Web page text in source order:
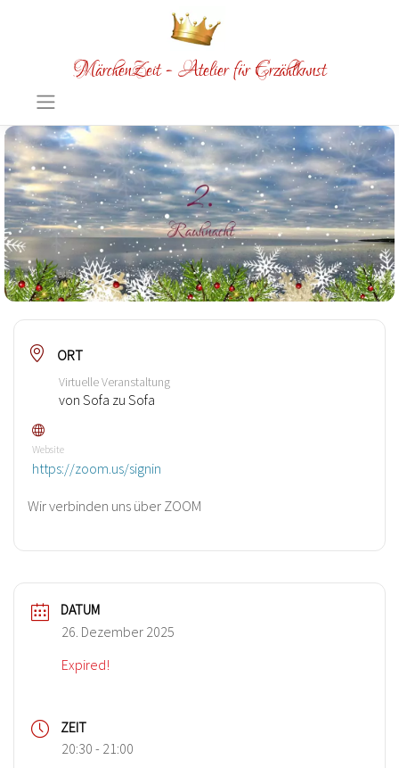
MärchenZeit - Atelier für Erzählkunst
ORT
Virtuelle Veranstaltung
von Sofa zu Sofa
Website
https://zoom.us/signin
Wir verbinden uns über ZOOM
DATUM
26. Dezember 2025
Expired!
ZEIT
20:30 - 21:00